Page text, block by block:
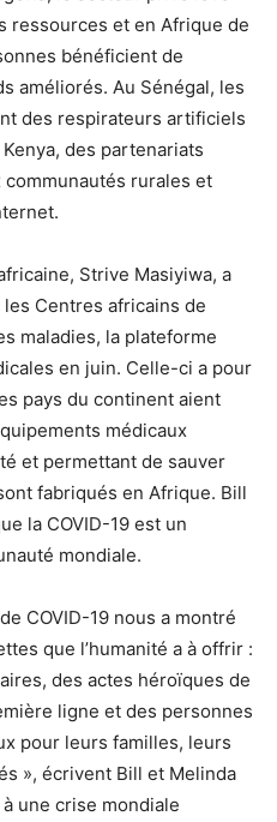
ressources et en Afrique de
bénéficient de
améliorés. Au Sénégal, les
des respirateurs artificiels
des partenariats
rurales et
Strive Masiyiwa, a
Centres africains de
maladies, la plateforme
en juin. Celle-ci a pour
pays du continent aient
médicaux
et permettant de sauver
fabriqués en Afrique. Bill
la COVID-19 est un
mondiale.
COVID-19 nous a montré
que l’humanité a à offrir :
des actes héroïques de
ligne et des personnes
pour leurs familles, leurs
», écrivent Bill et Melinda
une crise mondiale